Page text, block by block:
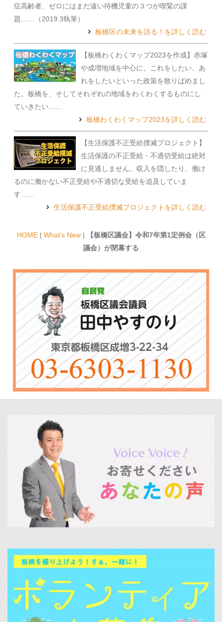
症高齢者、ゼロにはまだ遠い待機児童の３つが喫緊の課
題……（2019.3執筆）
板橋区の未来を語る！を詳しく読む
【板橋わくわくマップ2023を作成】赤塚
や成増地域を中心に、これをしたい、あ
れをしたいといった政策を散りばめまし
た。板橋を、そしてそれぞれの地域をわくわくするものにし
ていきたい……
板橋わくわくマップ2023を詳しく読む
【生活保護不正受給撲滅プロジェクト】
生活保護の不正受給・不適切受給は絶対
に見逃しません。収入を隠したり、働け
るのに働かない不正受給や不適切な受給を追及していま
す……
生活保護不正受給撲滅プロジェクトを詳しく読む
HOME| What's New|
【板橋区議会】令和7年第1定例会（区
議会）が閉幕する